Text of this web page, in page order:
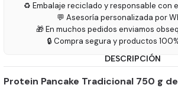
♻️ Embalaje reciclado y responsable con
💬 Asesoría personalizada por
🎁 En muchos pedidos enviamos
🔒 Compra segura y productos
DESCRIPCIÓN
Protein Pancake Tradicional 750 g